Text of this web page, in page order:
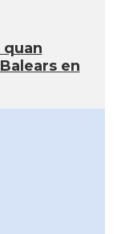
quan
en